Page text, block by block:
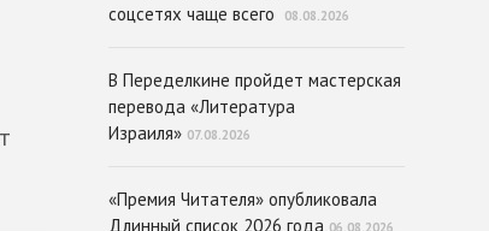
соцсетях чаще всего
08.08.2026
В Переделкине пройдет мастерская
перевода «Литература
Израиля» 07.08.2026
«Премия Читателя» опубликовала
Длинный список 2026 года 06.08.2026